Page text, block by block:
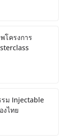
โครงการ
รม Injectable
งไทย